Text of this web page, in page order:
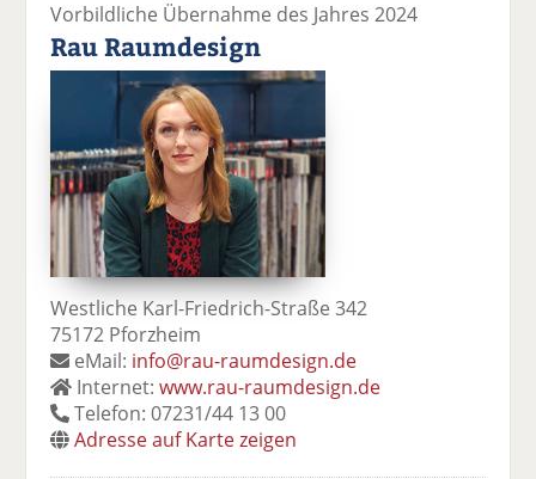
Vorbildliche Übernahme des Jahres 2024
Rau Raumdesign
Westliche Karl-Friedrich-Straße 342
75172 Pforzheim
eMail: info@rau-raumdesign.de
Internet:www.rau-raumdesign.de
Telefon: 07231/44 13 00
Adresse auf Karte zeigen